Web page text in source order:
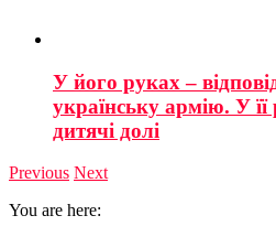
У його руках –
українську армію. У
дитячі долі
Previous Next
You are here: